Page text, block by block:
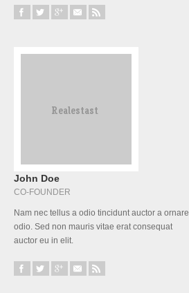
John Doe
CO-FOUNDER
Nam nec tellus a odio tincidunt auctor a ornare
odio. Sed non mauris vitae erat consequat
auctor eu in elit.